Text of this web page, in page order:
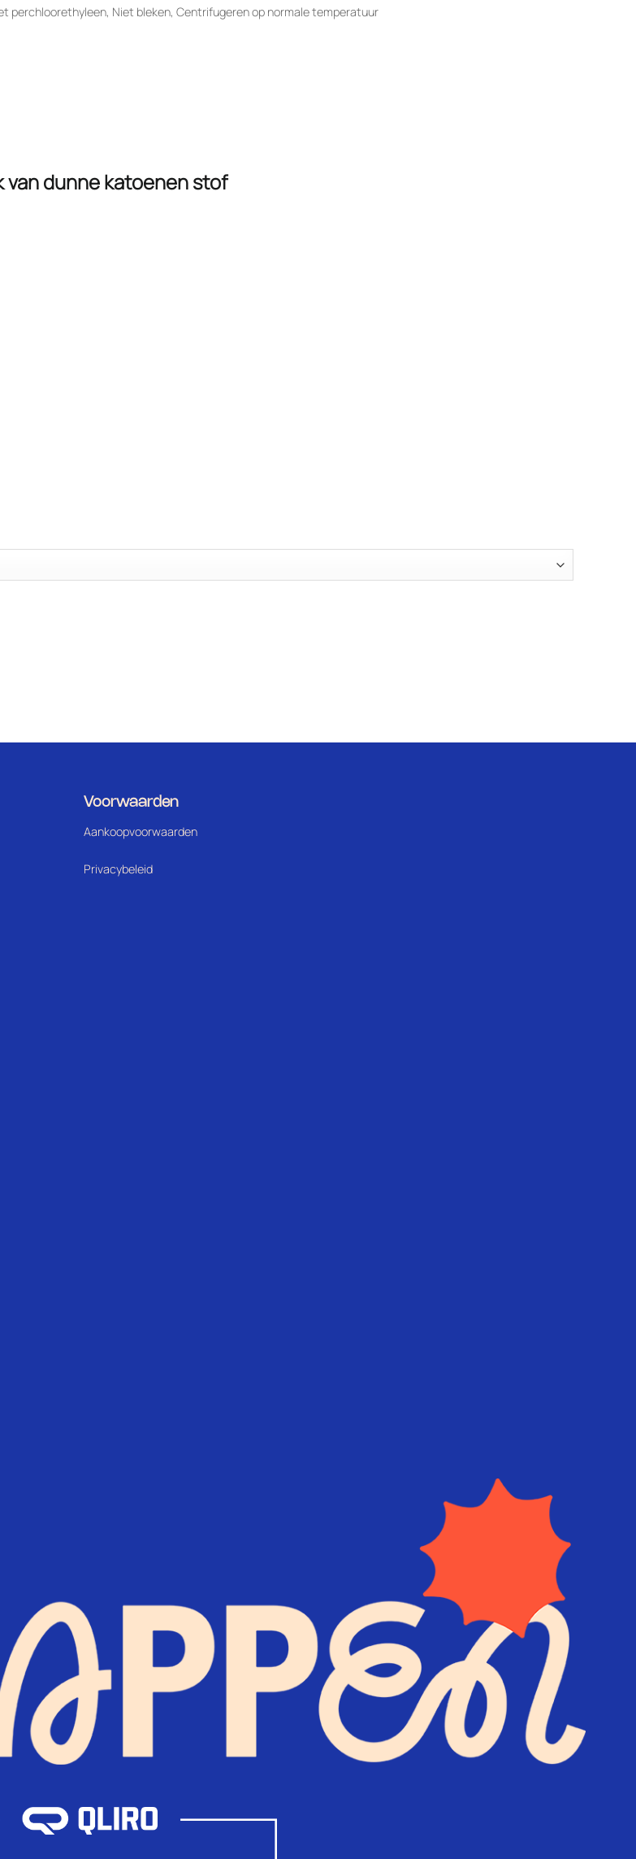
perchloorethyleen, Niet bleken, Centrifugeren op normale temperatuur
van dunne katoenen stof
Voorwaarden
Aankoopvoorwaarden
Privacybeleid